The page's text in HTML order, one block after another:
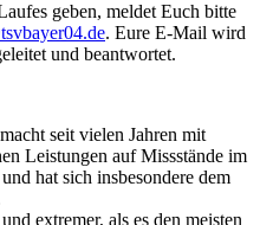
geben, meldet Euch bitte
. Eure E-Mail wird
und beantwortet.
seit vielen Jahren mit
Leistungen auf Missstände im
hat sich insbesondere dem
extremer, als es den meisten